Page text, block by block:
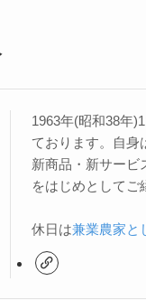
1963年(昭和38年
ております。自身
新商品・新サービ
をはじめとしてご
休日は兼業農家と